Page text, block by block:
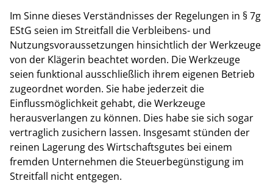
Im Sinne dieses Verständnisses der Regelungen in § 7g
EStG seien im Streitfall die Verbleibens- und
Nutzungsvoraussetzungen hinsichtlich der Werkzeuge
von der Klägerin beachtet worden. Die Werkzeuge
seien funktional ausschließlich ihrem eigenen Betrieb
zugeordnet worden. Sie habe jederzeit die
Einflussmöglichkeit gehabt, die Werkzeuge
herausverlangen zu können. Dies habe sie sich sogar
vertraglich zusichern lassen. Insgesamt stünden der
reinen Lagerung des Wirtschaftsgutes bei einem
fremden Unternehmen die Steuerbegünstigung im
Streitfall nicht entgegen.